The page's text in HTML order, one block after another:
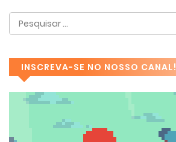
INSCREVA-SE NO NOSSO CANAL!